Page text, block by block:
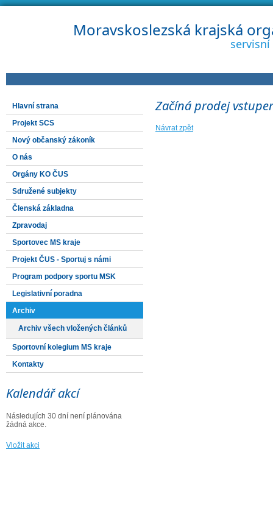
Moravskoslezská krajská
Hlavní strana
Projekt SCS
Nový občanský zákoník
O nás
Orgány KO ČUS
Sdružené subjekty
Členská základna
Zpravodaj
Sportovec MS kraje
Projekt ČUS - Sportuj s námi
Program podpory sportu MSK
Legislativní poradna
Archiv
Archiv všech vložených článků
Sportovní kolegium MS kraje
Kontakty
Kalendář akcí
Následujích 30 dní není plánována
žádná akce.
Vložit akci
Začíná prodej
Návrat zpět